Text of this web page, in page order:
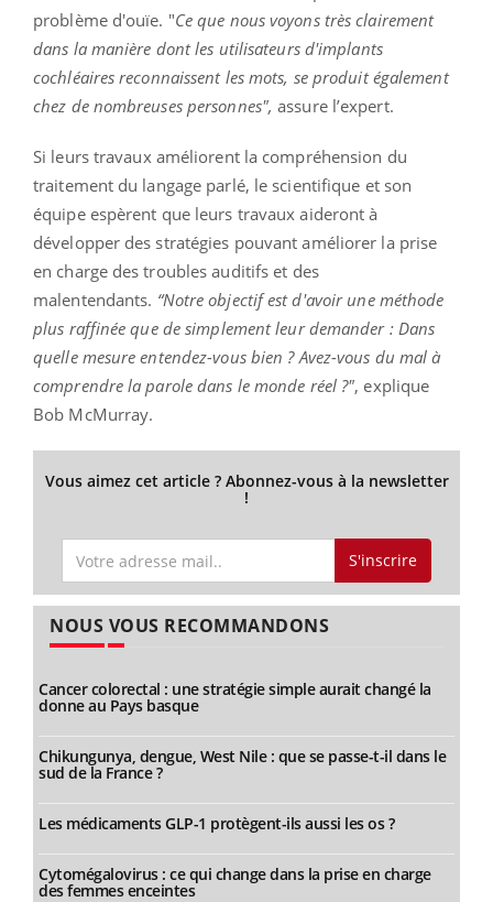
problème d'ouïe. "Ce que nous voyons très clairement
dans la manière dont les utilisateurs d'implants
cochléaires reconnaissent les mots, se produit également
chez de nombreuses personnes", assure l’expert.
Si leurs travaux améliorent la compréhension du
traitement du langage parlé, le scientifique et son
équipe espèrent que leurs travaux aideront à
développer des stratégies pouvant améliorer la prise
en charge des troubles auditifs et des
malentendants. “Notre objectif est d'avoir une méthode
plus raffinée que de simplement leur demander : Dans
quelle mesure entendez-vous bien ? Avez-vous du mal à
comprendre la parole dans le monde réel ?", explique
Bob McMurray.
Vous aimez cet article ? Abonnez-vous à la newsletter
!
S'inscrire
NOUS VOUS RECOMMANDONS
Cancer colorectal : une stratégie simple aurait changé la
donne au Pays basque
Chikungunya, dengue, West Nile : que se passe-t-il dans le
sud de la France ?
Les médicaments GLP-1 protègent-ils aussi les os ?
Cytomégalovirus : ce qui change dans la prise en charge
des femmes enceintes